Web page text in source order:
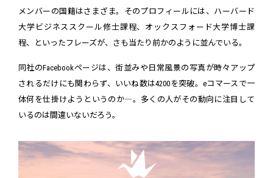
メンバーの国籍はさまざま。そのプロフィールには、ハーバード
大学ビジネススクール修士課程、オックスフォード大学博士課
程、といったフレーズが、さも当たり前かのように並んでいる。
同社のFacebookページは、街並みや日常風景の写真が時々アップ
されるだけにも関わらず、いいね数は4200を突破。eコマースで一
体何を仕掛けようというのか―。多くの人がその動向に注目して
いるのは間違いないだろう。